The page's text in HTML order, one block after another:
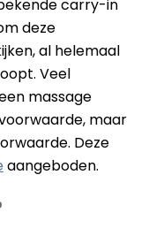
carry-in
deze
al helemaal
Veel
massage
maar
Deze
aangeboden.